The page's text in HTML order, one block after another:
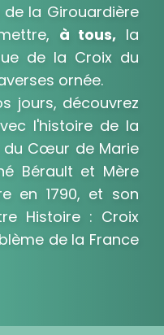
la Girouardière
à tous, la
de la Croix du
ornée.
jours, découvrez
l'histoire de la
du Cœur de Marie
Bérault et Mère
en 1790, et son
Histoire : Croix
de la France